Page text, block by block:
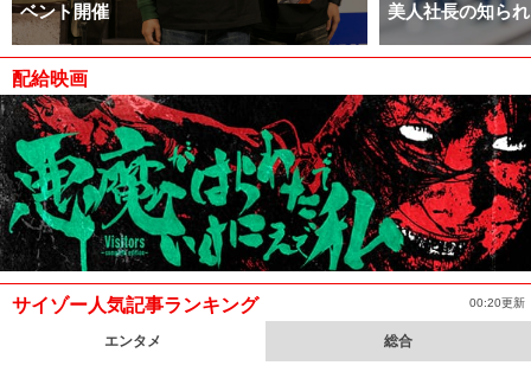
ベント開催
美人社長の知ら
配給映画
サイゾー人気記事ランキング 00:20更新
エンタメ 総合